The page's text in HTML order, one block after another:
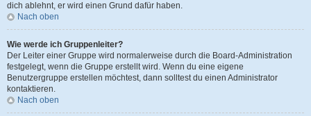
dich ablehnt, er wird einen Grund dafür haben.
Nach oben
Wie werde ich Gruppenleiter?
Der Leiter einer Gruppe wird normalerweise durch die Board-Administration
festgelegt, wenn die Gruppe erstellt wird. Wenn du eine eigene
Benutzergruppe erstellen möchtest, dann solltest du einen Administrator
kontaktieren.
Nach oben